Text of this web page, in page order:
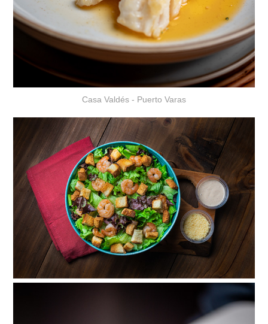
Casa Valdés - Puerto Varas